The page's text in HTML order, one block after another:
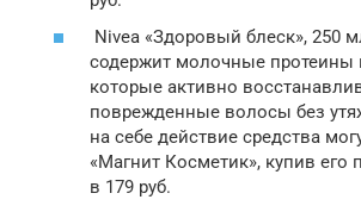
Nivea «Здоровый блеск», 250
содержит молочные протеины
которые активно
поврежденные волосы без
на себе действие средства
«Магнит Косметик», купив его
в 179 руб.